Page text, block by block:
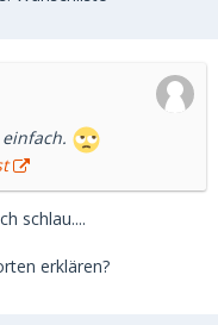
schlau....
erklären?